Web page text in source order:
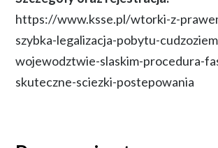
https://www.ksse.pl/wtorki-z-
szybka-legalizacja-pobytu-
wojewodztwie-slaskim-procedura-
skuteczne-sciezki-postepowania